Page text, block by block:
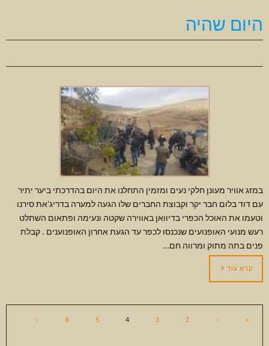
היום שהיה
במזג אוויר מעונן חלקי נעים ומזמין התחלנו את היום בהדרכתי ביער יתיר
עם דוד בלום חבר יקר וקבוצת החברים שלו הגעה למערה בדריג'את סירנו
וטעמו את האוכל הכפרי בדיוואן באווירה שקטה ונעימה ופתאום השתלט
רעש מנועי האופנועים שנכנסו לכפר עד הגעת אחרון האופנוענים . קבלת
פנים בתה מתוק ומרווה חם…
קרא עוד
«
‹
2
3
4
5
6
›